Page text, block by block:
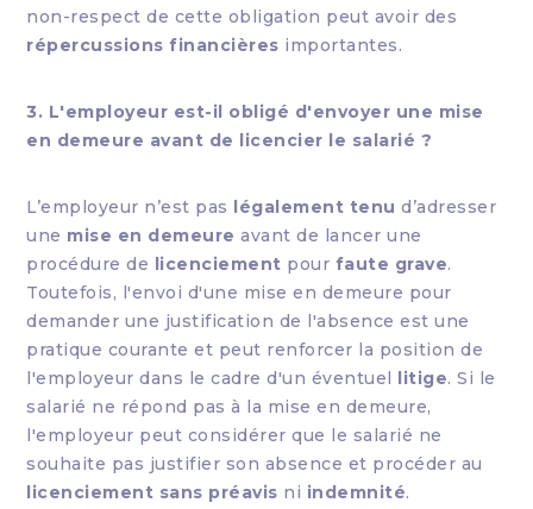
non-respect de cette obligation peut avoir des
répercussions financières importantes.
3. L'employeur est-il obligé d'envoyer une mise
en demeure avant de licencier le salarié ?
L’employeur n’est pas légalement tenu d’adresser
une mise en demeure avant de lancer une
procédure de licenciement pour faute grave.
Toutefois, l'envoi d'une mise en demeure pour
demander une justification de l'absence est une
pratique courante et peut renforcer la position de
l'employeur dans le cadre d'un éventuel litige. Si le
salarié ne répond pas à la mise en demeure,
l'employeur peut considérer que le salarié ne
souhaite pas justifier son absence et procéder au
licenciement sans préavis ni indemnité.